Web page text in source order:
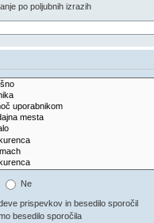
po poljubnih izrazih
Ne
prispevkov in besedilo sporočil
besedilo sporočila